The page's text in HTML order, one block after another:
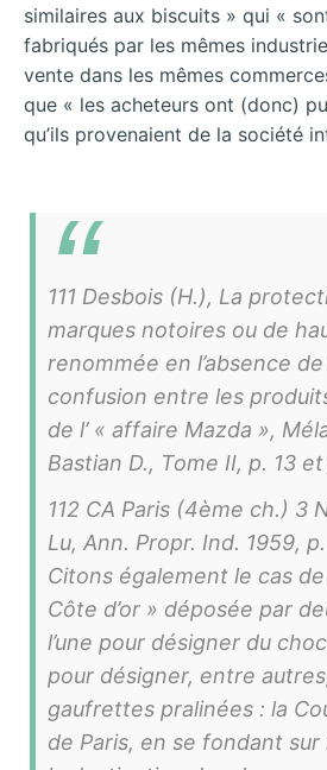
similaires aux biscuits » qui «
fabriqués par les mêmes
vente dans les mêmes
que « les acheteurs ont (donc)
qu’ils provenaient de la société
111 Desbois (H.), La
marques notoires ou de
renommée en l’absence
confusion entre les
de l’ « affaire Mazda »,
Bastian D., Tome II, p. 13 et
112 CA Paris (4ème ch.) 3
Lu, Ann. Propr. Ind. 1959,
Citons également le cas
Côte d’or » déposée par
l’une pour désigner du
pour désigner, entre
gaufrettes pralinées : la
de Paris, en se fondant